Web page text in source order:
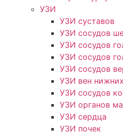
УЗИ
УЗИ суставов
УЗИ сосудов
УЗИ сосудов
УЗИ сосудов
УЗИ сосудов
УЗИ вен
УЗИ сосудов
УЗИ органов
УЗИ сердца
УЗИ почек